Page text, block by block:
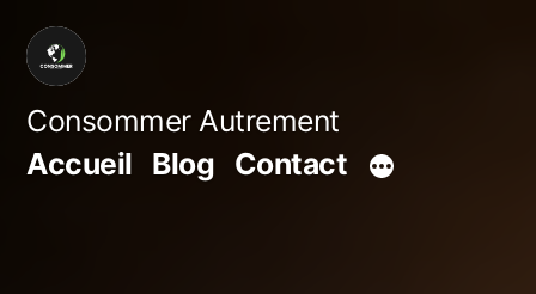
Aller
contenu
Consommer Autrement
Accueil Blog Contact